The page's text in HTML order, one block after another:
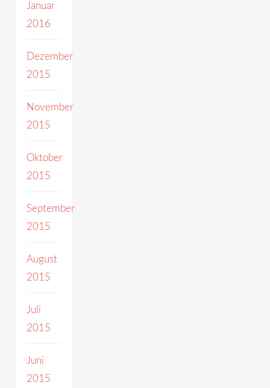
Januar
2016
Dezember
2015
November
2015
Oktober
2015
September
2015
August
2015
Juli
2015
Juni
2015